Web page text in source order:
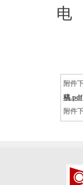
电
附件
稿.pdf
附件